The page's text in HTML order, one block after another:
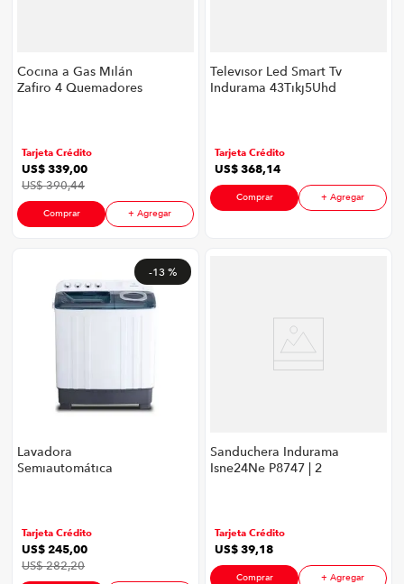
Cocina a Gas Milán
Zafiro 4 Quemadores
Tarjeta Crédito
US$339,00
US$390,44
Comprar + Agregar
Televisor Led Smart Tv
Indurama 43Tikj5Uhd
Tarjeta Crédito
US$368,14
Comprar + Agregar
-13 %
Lavadora
Semiautomática
Tarjeta Crédito
US$245,00
US$282,20
Sanduchera Indurama
Isne24Ne P8747 | 2
Tarjeta Crédito
US$39,18
Comprar + Agregar